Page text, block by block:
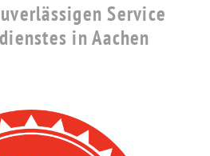
Service
in Aachen